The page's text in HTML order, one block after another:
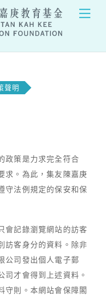
聲明
政策是力求完全符合
求。為此，集友陳嘉庚
守法例規定的保安和保
會記錄瀏覽網站的訪客
訪客身分的資料。除非
公司發出個人電子郵
司才會得到上述資料。
守則。本網站會保障閣